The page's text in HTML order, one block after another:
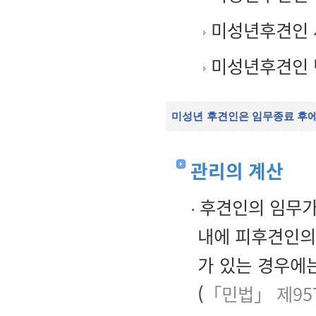
미성년후견인
미성년후견인
미성년 후견인은 임무종료 후
관리의 계산
후견인의 임무
내에 피후견인
가 있는 경우에
( 「민법」 제